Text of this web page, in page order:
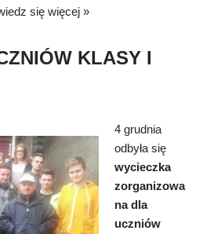
się więcej »
KLASY I
4 grudnia
odbyła się
wycieczka
zorganizowa
na dla
uczniów